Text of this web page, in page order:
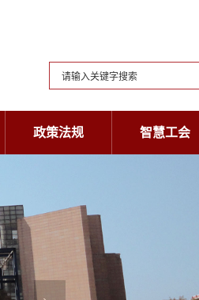
政策法规 智慧工会